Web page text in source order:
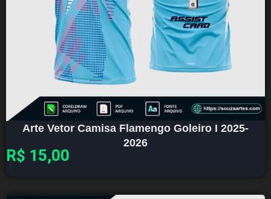
Arte Vetor Camisa Flamengo Goleiro I 2025-
2026
R$ 15,00